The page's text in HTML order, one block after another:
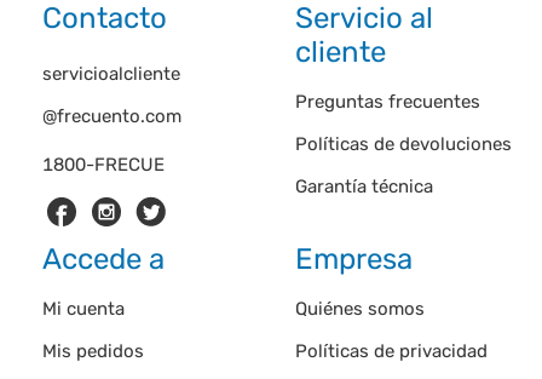
Contacto
1800-FRECUE
servicioalcliente
@frecuento.com
Servicio al
cliente
Preguntas frecuentes
Políticas de devoluciones
Garantía técnica
Accede a
Mi cuenta
Mis pedidos
Empresa
Quiénes somos
Políticas de privacidad